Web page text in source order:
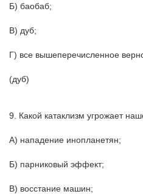
Б) баобаб;
В) дуб;
Г) все вышеперечисленное
(дуб)
9. Какой катаклизм угрожает
А) нападение инопланетян;
Б) парниковый эффект;
В) восстание машин;